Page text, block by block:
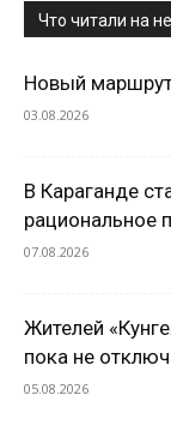
Что читали на
Новый
03.08.2026
В Караганде
рациональное
07.08.2026
Жителей
пока не
05.08.2026